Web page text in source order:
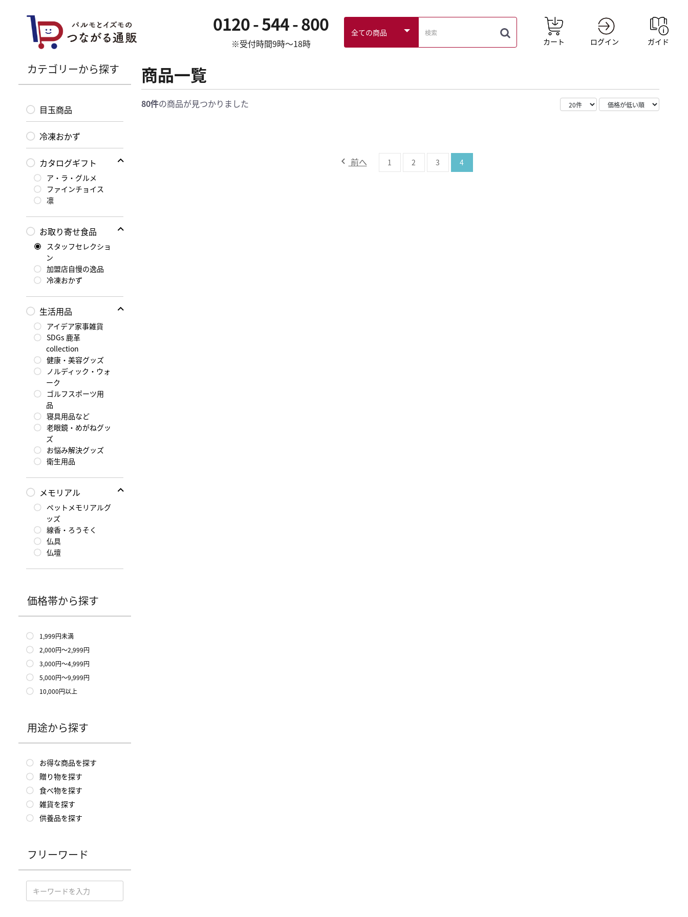
0120 - 544 - 800
※受付時間9時～18時 カート ログイン ガイド
カテゴリーから探す
目玉商品
冷凍おかず
カタログギフト
ア・ラ・グルメ
ファインチョイス
凛
お取り寄せ食品
スタッフセレクショ
ン
加盟店自慢の逸品
冷凍おかず
生活用品
アイデア家事雑貨
SDGs 鹿革
collection
健康・美容グッズ
ノルディック・ウォ
ーク
ゴルフスポーツ用
品
寝具用品など
老眼鏡・めがねグッ
ズ
お悩み解決グッズ
衛生用品
メモリアル
ペットメモリアルグ
ッズ
線香・ろうそく
仏具
仏壇
価格帯から探す
1,999円未満
2,000円〜2,999円
3,000円〜4,999円
5,000円〜9,999円
10,000円以上
用途から探す
お得な商品を探す
贈り物を探す
食べ物を探す
雑貨を探す
供養品を探す
フリーワード
商品一覧
80件の商品が見つかりました
前へ 1 2 3 4